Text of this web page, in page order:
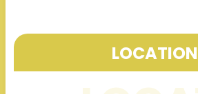
LOCATION